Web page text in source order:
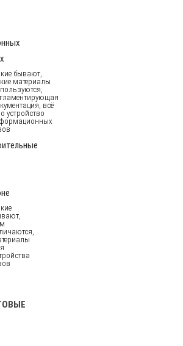
бывают,
материалы
всё
устройство